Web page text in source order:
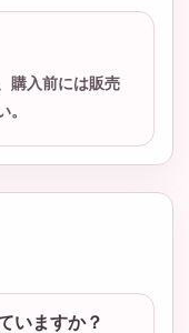
購入前には販売
いますか？